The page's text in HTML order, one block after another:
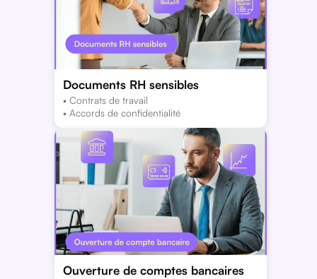
Documents RH sensibles
• Contrats de travail
• Accords de confidentialité
Ouverture de comptes bancaires